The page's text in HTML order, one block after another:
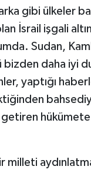
gibi ülkeler
İsrail işgali
Sudan,
daha iyi
yaptığı
hükümete
milleti